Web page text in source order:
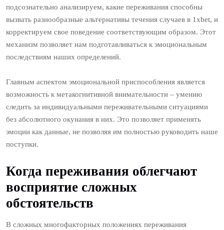
подсознательно анализируем, какие переживания способны
вызвать разнообразные альтернативы течения случаев в 1xbet, и
корректируем свое поведение соответствующим образом. Этот
механизм позволяет нам подготавливаться к эмоциональным
последствиям наших определений.
Главным аспектом эмоциональной приспособления является
возможность к метакогнитивной внимательности – умению
следить за индивидуальными переживательными ситуациями
без абсолютного окунания в них. Это позволяет применять
эмоции как данные, не позволяя им полностью руководить наше
поступки.
Когда переживания облегчают
восприятие сложных
обстоятельств
В сложных многофакторных положениях переживания